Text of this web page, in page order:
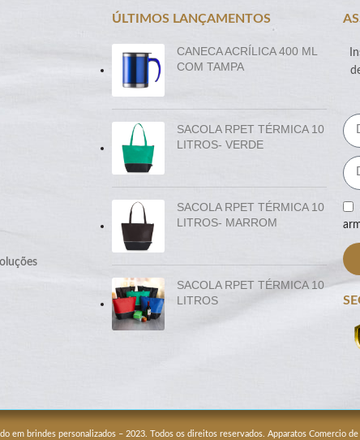
ÚLTIMOS LANÇAMENTOS
CANECA ACRÍLICA 400 ML
COM TAMPA
SACOLA RPET TÉRMICA 10
LITROS- VERDE
SACOLA RPET TÉRMICA 10
LITROS- MARROM
SACOLA RPET TÉRMICA 10
LITROS
em brindes personalizados – 2023. Todos os direitos reservados. Apparatos Comercio de